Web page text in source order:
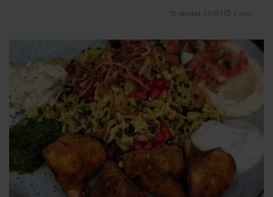
15 oktober 2018 2 min